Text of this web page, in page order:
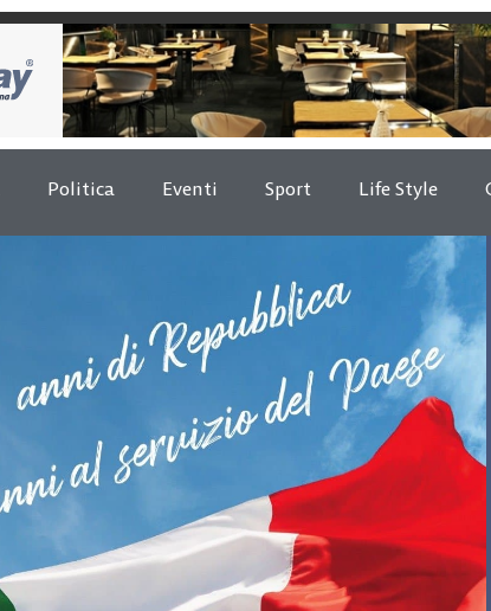
Politica Eventi Sport Life Style